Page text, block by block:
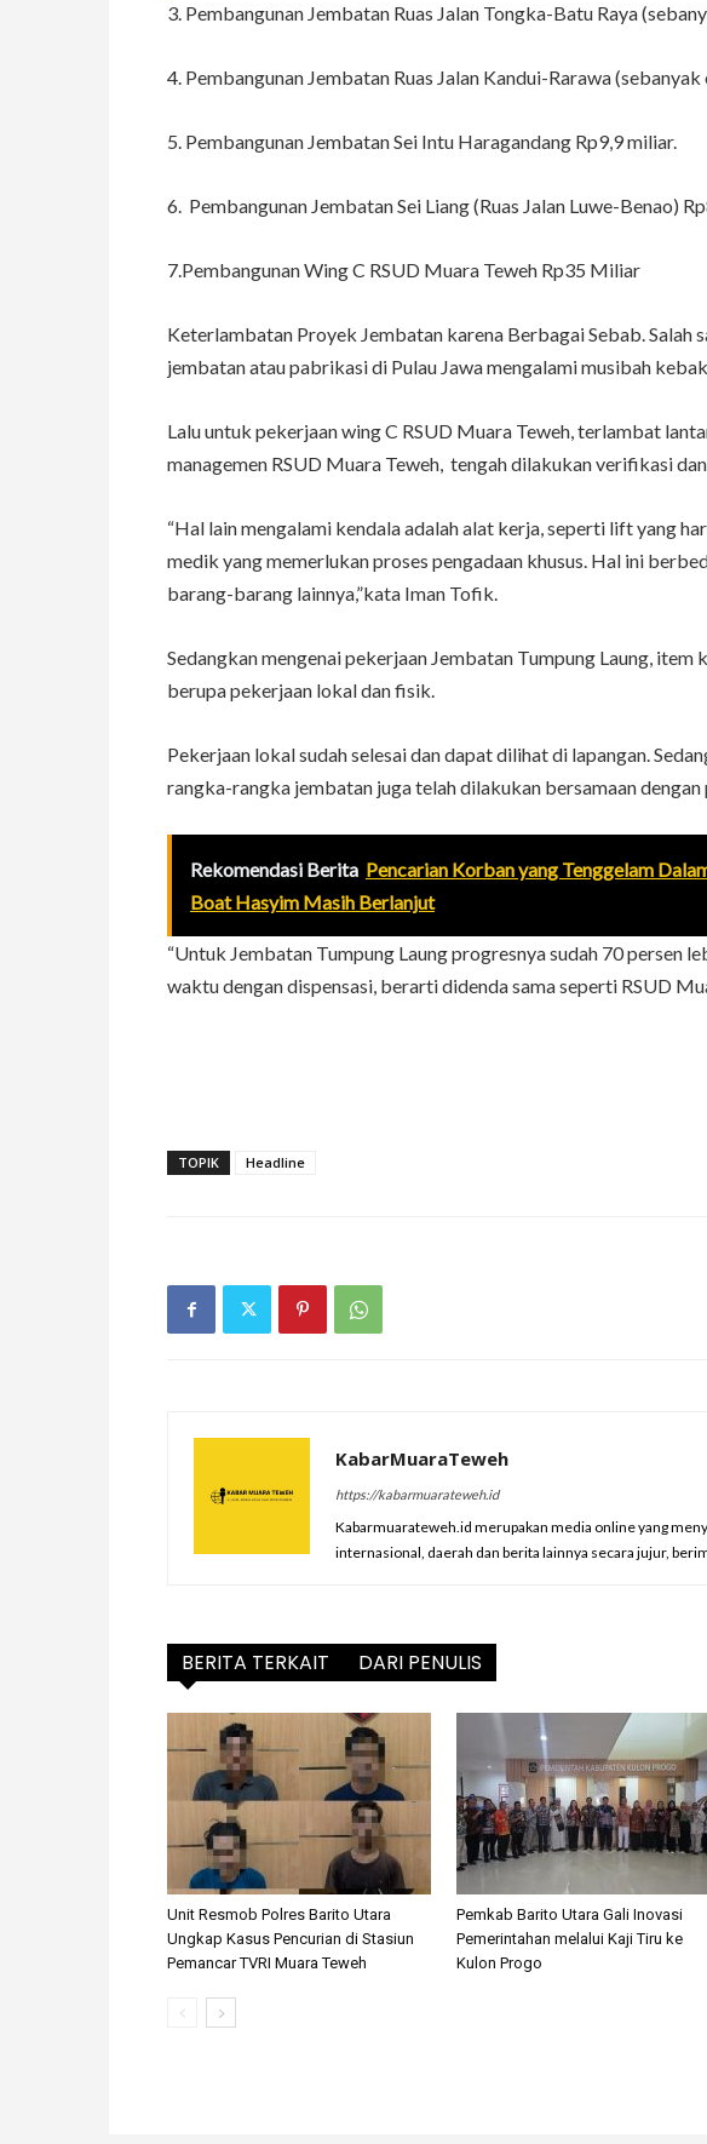
3. Pembangunan Jembatan Ruas Jalan Tongka-Batu Raya
4. Pembangunan Jembatan Ruas Jalan Kandui-Rarawa
5. Pembangunan Jembatan Sei Intu Haragandang Rp9,9 miliar.
6. Pembangunan Jembatan Sei Liang (Ruas Jalan Luwe-Benao)
7.Pembangunan Wing C RSUD Muara Teweh Rp35 Miliar
Keterlambatan Proyek Jembatan karena Berbagai Sebab. Salah
jembatan atau pabrikasi di Pulau Jawa mengalami musibah
Lalu untuk pekerjaan wing C RSUD Muara Teweh, terlambat
managemen RSUD Muara Teweh, tengah dilakukan verifikasi
“Hal lain mengalami kendala adalah alat kerja, seperti lift yang
medik yang memerlukan proses pengadaan khusus. Hal ini
barang-barang lainnya,”kata Iman Tofik.
Sedangkan mengenai pekerjaan Jembatan Tumpung Laung,
berupa pekerjaan lokal dan fisik.
Pekerjaan lokal sudah selesai dan dapat dilihat di lapangan.
rangka-rangka jembatan juga telah dilakukan bersamaan
Rekomendasi Berita Pencarian Korban yang Tenggelam
Boat Hasyim Masih Berlanjut
“Untuk Jembatan Tumpung Laung progresnya sudah 70 persen
waktu dengan dispensasi, berarti didenda sama seperti RSUD
TOPIK Headline
KabarMuaraTeweh
https://kabarmuarateweh.id
Kabarmuarateweh.id merupakan media online yang
internasional, daerah dan berita lainnya secara jujur,
BERITA TERKAIT DARI PENULIS
Unit Resmob Polres Barito Utara
Ungkap Kasus Pencurian di Stasiun
Pemancar TVRI Muara Teweh
Pemkab Barito Utara Gali Inovasi
Pemerintahan melalui Kaji Tiru ke
Kulon Progo